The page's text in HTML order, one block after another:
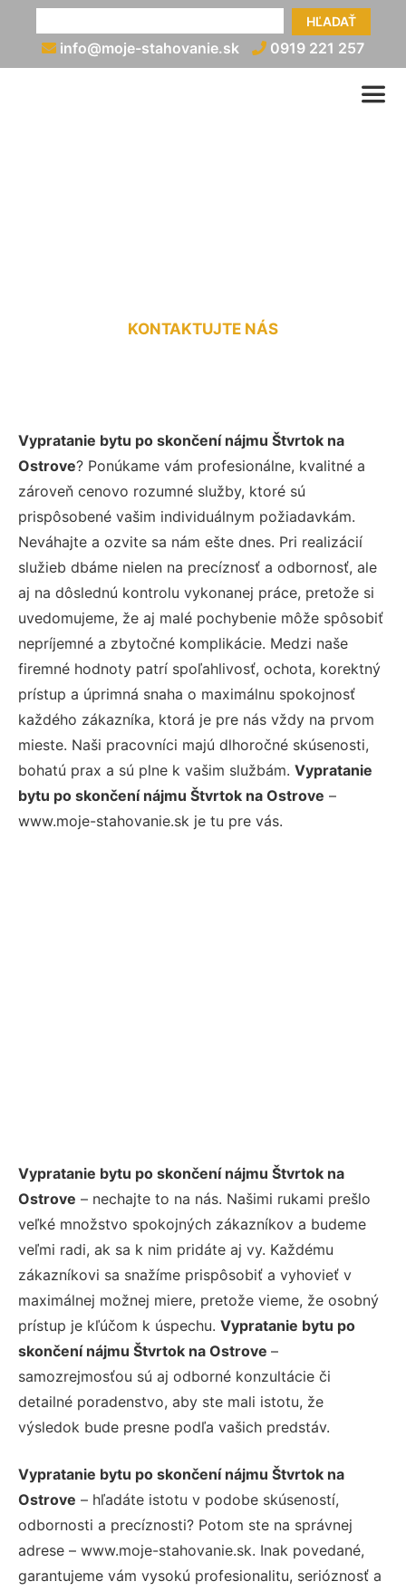
HĽADAŤ
info@moje-stahovanie.sk 0919 221 257
KONTAKTUJTE NÁS
Vypratanie bytu po skončení nájmu Štvrtok na
Ostrove? Ponúkame vám profesionálne, kvalitné a
zároveň cenovo rozumné služby, ktoré sú
prispôsobené vašim individuálnym požiadavkám.
Neváhajte a ozvite sa nám ešte dnes. Pri realizácií
služieb dbáme nielen na precíznosť a odbornosť, ale
aj na dôslednú kontrolu vykonanej práce, pretože si
uvedomujeme, že aj malé pochybenie môže spôsobiť
nepríjemné a zbytočné komplikácie. Medzi naše
firemné hodnoty patrí spoľahlivosť, ochota, korektný
prístup a úprimná snaha o maximálnu spokojnosť
každého zákazníka, ktorá je pre nás vždy na prvom
mieste. Naši pracovníci majú dlhoročné skúsenosti,
bohatú prax a sú plne k vašim službám. Vypratanie
bytu po skončení nájmu Štvrtok na Ostrove –
www.moje-stahovanie.sk je tu pre vás.
Vypratanie bytu po skončení nájmu Štvrtok na
Ostrove – nechajte to na nás. Našimi rukami prešlo
veľké množstvo spokojných zákazníkov a budeme
veľmi radi, ak sa k nim pridáte aj vy. Každému
zákazníkovi sa snažíme prispôsobiť a vyhovieť v
maximálnej možnej miere, pretože vieme, že osobný
prístup je kľúčom k úspechu. Vypratanie bytu po
skončení nájmu Štvrtok na Ostrove –
samozrejmosťou sú aj odborné konzultácie či
detailné poradenstvo, aby ste mali istotu, že
výsledok bude presne podľa vašich predstáv.
Vypratanie bytu po skončení nájmu Štvrtok na
Ostrove – hľadáte istotu v podobe skúseností,
odbornosti a precíznosti? Potom ste na správnej
adrese – www.moje-stahovanie.sk. Inak povedané,
garantujeme vám vysokú profesionalitu, serióznosť a